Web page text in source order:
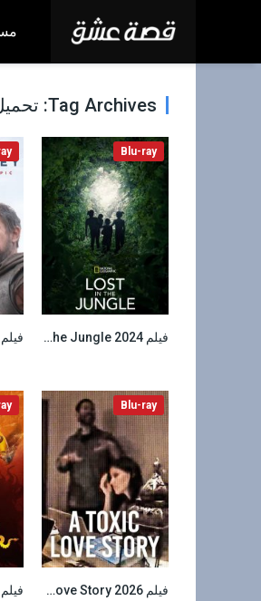
Tag Archives: تحميل
6.4
Blu-ray
فيلم Lost in the Jungle 2024 مترجم
6.7
Blu-ray
فيلم A Toxic Love Story 2026 مترجم